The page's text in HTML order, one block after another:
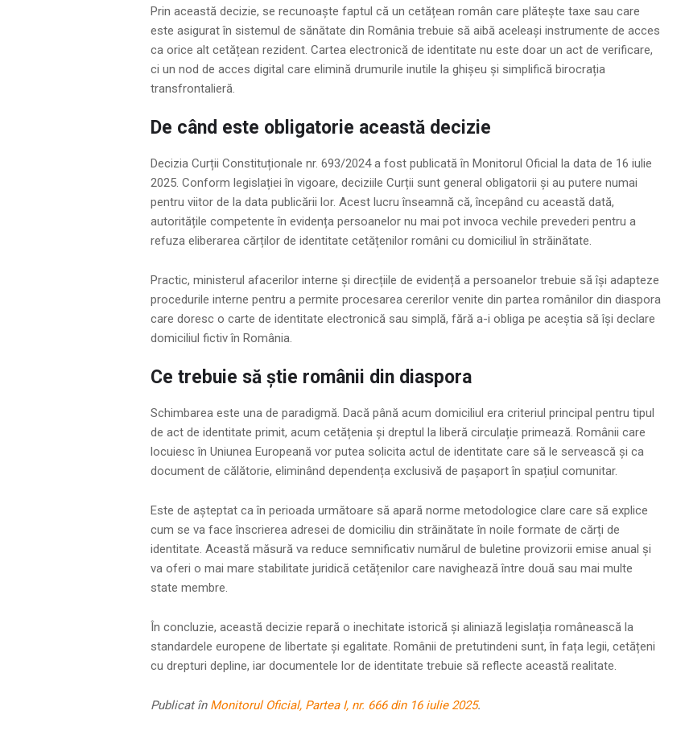
Prin această decizie, se recunoaște faptul că un cetățean român care plătește taxe sau care
este asigurat în sistemul de sănătate din România trebuie să aibă aceleași instrumente de acces
ca orice alt cetățean rezident. Cartea electronică de identitate nu este doar un act de verificare,
ci un nod de acces digital care elimină drumurile inutile la ghișeu și simplifică birocrația
transfrontalieră.
De când este obligatorie această decizie
Decizia Curții Constituționale nr. 693/2024 a fost publicată în Monitorul Oficial la data de 16 iulie
2025. Conform legislației în vigoare, deciziile Curții sunt general obligatorii și au putere numai
pentru viitor de la data publicării lor. Acest lucru înseamnă că, începând cu această dată,
autoritățile competente în evidența persoanelor nu mai pot invoca vechile prevederi pentru a
refuza eliberarea cărților de identitate cetățenilor români cu domiciliul în străinătate.
Practic, ministerul afacerilor interne și direcțiile de evidență a persoanelor trebuie să își adapteze
procedurile interne pentru a permite procesarea cererilor venite din partea românilor din diaspora
care doresc o carte de identitate electronică sau simplă, fără a-i obliga pe aceștia să își declare
domiciliul fictiv în România.
Ce trebuie să știe românii din diaspora
Schimbarea este una de paradigmă. Dacă până acum domiciliul era criteriul principal pentru tipul
de act de identitate primit, acum cetățenia și dreptul la liberă circulație primează. Românii care
locuiesc în Uniunea Europeană vor putea solicita actul de identitate care să le servească și ca
document de călătorie, eliminând dependența exclusivă de pașaport în spațiul comunitar.
Este de așteptat ca în perioada următoare să apară norme metodologice clare care să explice
cum se va face înscrierea adresei de domiciliu din străinătate în noile formate de cărți de
identitate. Această măsură va reduce semnificativ numărul de buletine provizorii emise anual și
va oferi o mai mare stabilitate juridică cetățenilor care navighează între două sau mai multe
state membre.
În concluzie, această decizie repară o inechitate istorică și aliniază legislația românească la
standardele europene de libertate și egalitate. Românii de pretutindeni sunt, în fața legii, cetățeni
cu drepturi depline, iar documentele lor de identitate trebuie să reflecte această realitate.
Publicat în Monitorul Oficial, Partea I, nr. 666 din 16 iulie 2025.